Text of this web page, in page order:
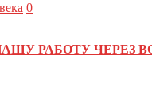
0
РАБОТУ ЧЕРЕЗ